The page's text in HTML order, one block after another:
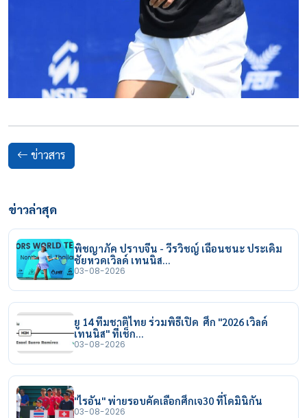
ข่าวสาร
ข่าวล่าสุด
พิชญาภัค ปราบจีน - วีรวิชญ์ เฉือนชนะ ประเดิม
ชัยหวดเวิลด์ เทนนิส…
03-08-2026
ยู 14 ทีมชาติไทย ร่วมพิธีเปิด ศึก "2026 เวิลด์
เทนนิส" ที่เช็ก…
03-08-2026
"ไรอัน" พ่ายรอบคัดเลือกศึกเจ30 ที่โดมินิกัน
03-08-2026